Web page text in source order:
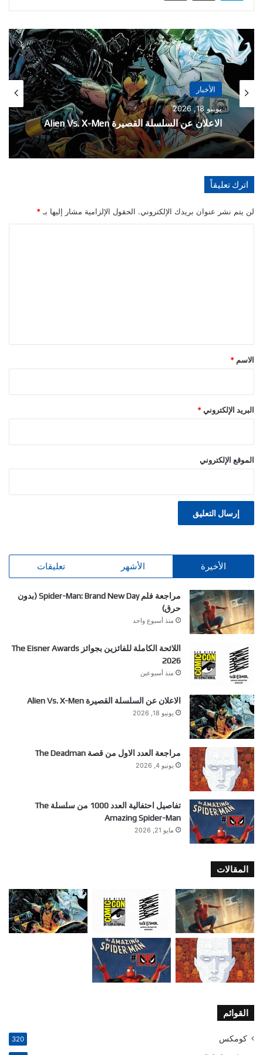
الأخبار
يونيو 18, 2026
الاعلان عن السلسلة القصيرة Alien Vs. X-Men
الأخبار
مايو 21, 2026
تفاصيل احتفالية العدد 1000 من سلسلة The
Amazing Spider-Man
اترك تعليقاً
لن يتم نشر عنوان بريدك الإلكتروني. الحقول الإلزامية مشار إليها بـ *
*
الاسم *
البريد الإلكتروني *
الموقع الإلكتروني
الأخيرة الأشهر تعليقات
مراجعة فلم Spider-Man: Brand New Day (بدون
حرق)
منذ أسبوع واحد
اللائحة الكاملة للفائزين بجوائز The Eisner Awards
2026
منذ أسبوعين
الاعلان عن السلسلة القصيرة Alien Vs. X-Men
يونيو 18, 2026
مراجعة العدد الاول من قصة The Deadman
يونيو 4, 2026
تفاصيل احتفالية العدد 1000 من سلسلة The
Amazing Spider-Man
مايو 21, 2026
المقالات
القوائم
كومكس 320